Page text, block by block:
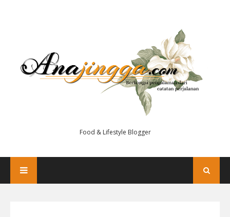
Food & Lifestyle Blogger